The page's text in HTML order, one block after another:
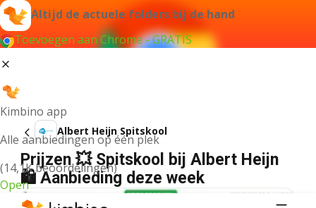
Altijd de actuele folders bij de hand
Toevoegen aan Chrome - GRATIS
Kimbino app
Alle aanbiedingen op één plek
(14,1K beoordelingen)
Open
Albert Heijn Spitskool
Prijzen 💥 Spitskool bij Albert Heijn
🛍️ Aanbieding deze week